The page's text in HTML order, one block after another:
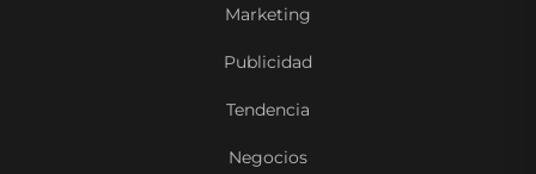
Marketing
Publicidad
Tendencia
Negocios